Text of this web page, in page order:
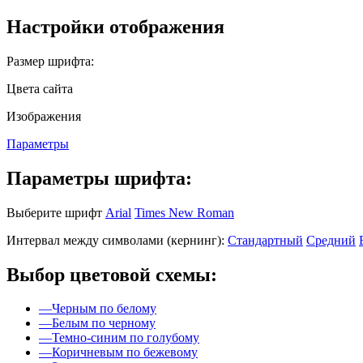
Настройки отображения
Размер шрифта:
Цвета сайта
Изображения
Параметры
Параметры шрифта:
Выберите шрифт Arial Times New Roman
Интервал между символами (кернинг): Стандартный Средний
Выбор цветовой схемы:
—Черным по белому
—Белым по черному
—Темно-синим по голубому
—Коричневым по бежевому